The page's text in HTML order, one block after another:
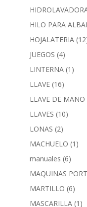
HILO PARA
HOJALATERIA
JUEGOS (4)
LINTERNA (1)
LLAVE (16)
LLAVE DE MANO
LLAVES (10)
LONAS (2)
MACHUELO (1)
manuales (6)
MAQUINAS
MARTILLO (6)
MASCARILLA (1)